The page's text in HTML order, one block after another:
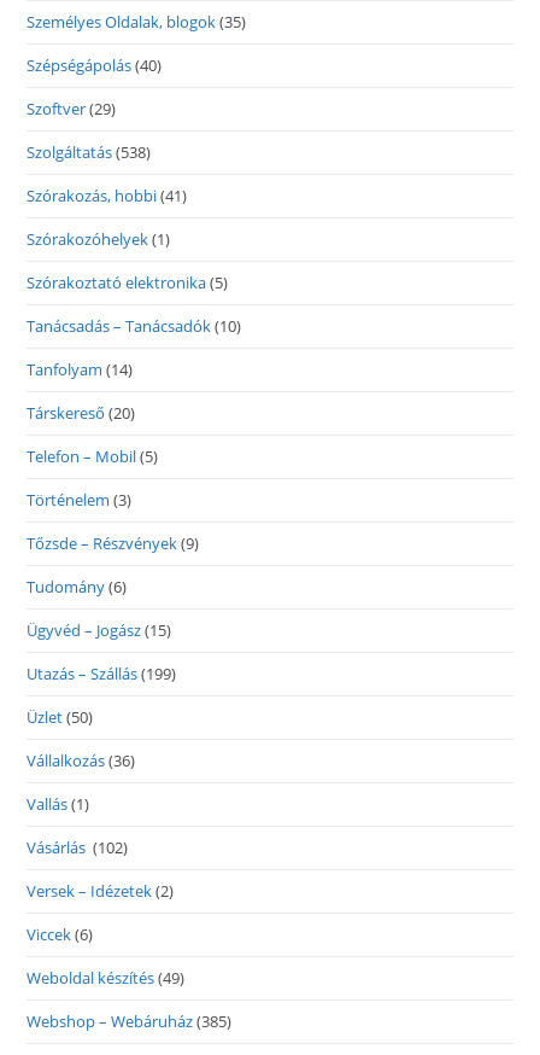
Személyes Oldalak, blogok(35)
Szépségápolás(40)
Szoftver(29)
Szolgáltatás(538)
Szórakozás, hobbi(41)
Szórakozóhelyek(1)
Szórakoztató elektronika(5)
Tanácsadás – Tanácsadók(10)
Tanfolyam (14)
Társkereső (20)
Telefon – Mobil(5)
Történelem (3)
Tőzsde – Részvények(9)
Tudomány(6)
Ügyvéd – Jogász(15)
Utazás – Szállás(199)
Üzlet(50)
Vállalkozás(36)
Vallás(1)
Vásárlás (102)
Versek – Idézetek(2)
Viccek(6)
Weboldal készítés(49)
Webshop – Webáruház(385)